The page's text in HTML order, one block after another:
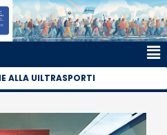
ALLA UILTRASPORTI